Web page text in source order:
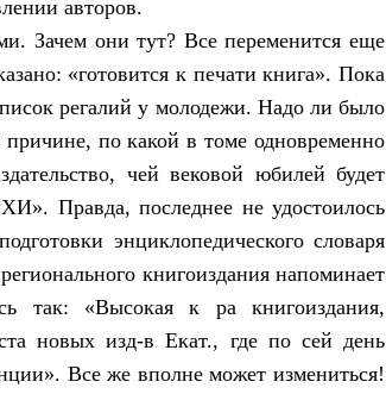
авторов.
Зачем они тут? Все переменится еще
«готовится к печати книга». Пока
регалий у молодежи. Надо ли было
по какой в томе одновременно
чей вековой юбилей будет
Правда, последнее не удостоилось
энциклопедического словаря
книгоиздания напоминает
так: «Высокая к ра книгоиздания,
новых изд-в Екат., где по сей день
Все же вполне может измениться!